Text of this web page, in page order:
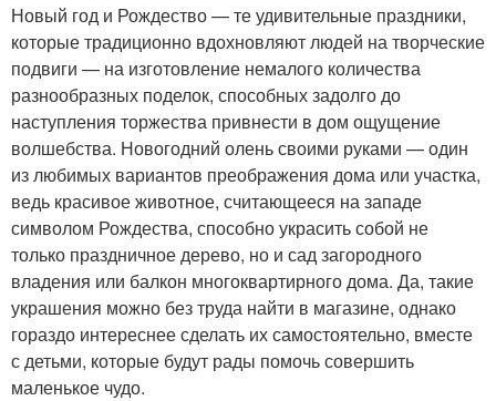
Новый год и Рождество — те удивительные праздники,
которые традиционно вдохновляют людей на творческие
подвиги — на изготовление немалого количества
разнообразных поделок, способных задолго до
наступления торжества привнести в дом ощущение
волшебства. Новогодний олень своими руками — один
из любимых вариантов преображения дома или участка,
ведь красивое животное, считающееся на западе
символом Рождества, способно украсить собой не
только праздничное дерево, но и сад загородного
владения или балкон многоквартирного дома. Да, такие
украшения можно без труда найти в магазине, однако
гораздо интереснее сделать их самостоятельно, вместе
с детьми, которые будут рады помочь совершить
маленькое чудо.